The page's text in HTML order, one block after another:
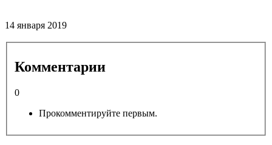
14 января 2019
Комментарии
0
Прокомментируйте первым.